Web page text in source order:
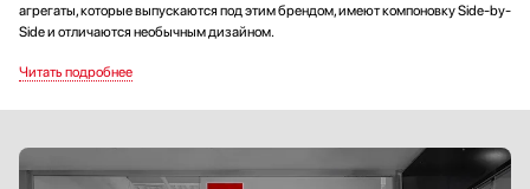
агрегаты, которые выпускаются под этим брендом, имеют компоновку Side-by-
Side и отличаются необычным дизайном.
На официальном сайте интернет-магазина «Хаусдорф» представлен
широкий выбор моделей от Ио Мабе, включая холодильники со стеклянными
фасадами красного, шоколадного и бежевого цветов, а также с фасадами
их составляет от 170 до 190 см, а объем — от 600 до 800 литров. Модели
конфигурации Counter-depth имеют в глубину всего 67 см.